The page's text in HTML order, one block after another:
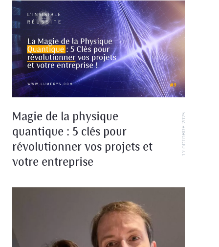
17 OCTOBRE 2025
Magie de la physique
quantique : 5 clés pour
révolutionner vos projets et
votre entreprise